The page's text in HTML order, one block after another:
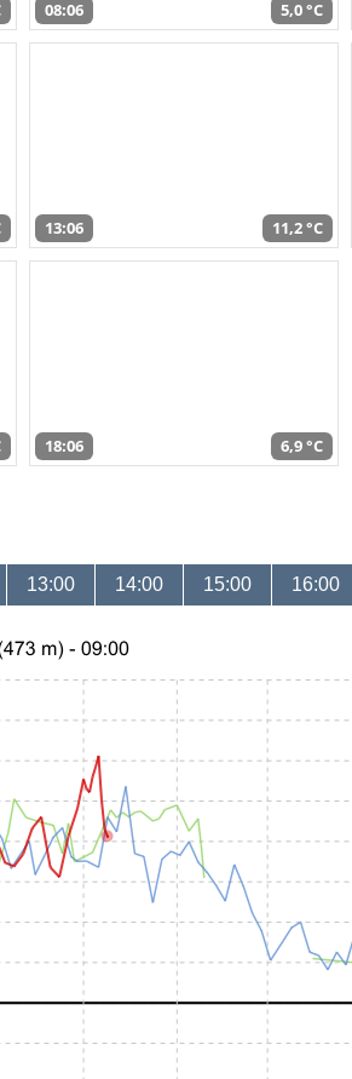
08:06 5,0 °C
13:06 11,2 °C
18:06 6,9 °C
13:00 14:00 15:00 16:00